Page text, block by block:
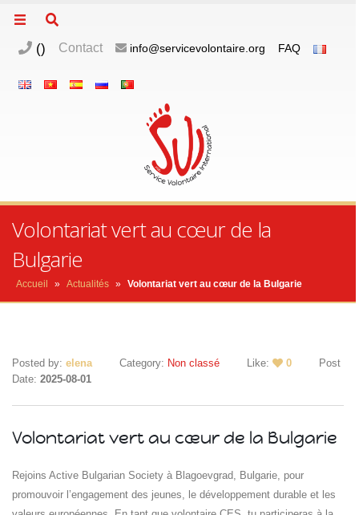
() Contact info@servicevolontaire.org FAQ
Volontariat vert au cœur de la
Bulgarie
Accueil » Actualités » Volontariat vert au cœur de la Bulgarie
Posted by: elena Category: Non classé Like: 0
Post
Date: 2025-08-01
Volontariat vert au cœur de la Bulgarie
Rejoins Active Bulgarian Society à Blagoevgrad, Bulgarie, pour
promouvoir l’engagement des jeunes, le développement durable et les